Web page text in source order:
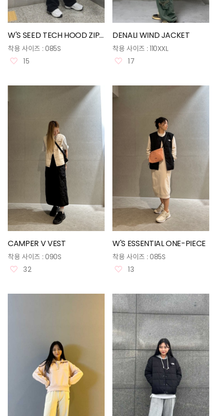
W'S SEED TECH HOOD ZIP UP
착용 사이즈 : 085S
15
DENALI WIND JACKET
착용 사이즈 : 110XXL
17
CAMPER V VEST
착용 사이즈 : 090S
32
W'S ESSENTIAL ONE-PIECE
착용 사이즈 : 085S
13